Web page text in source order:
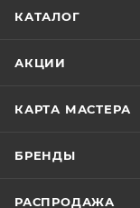
КАТАЛОГ
АКЦИИ
КАРТА МАСТЕРА
БРЕНДЫ
РАСПРОДАЖА